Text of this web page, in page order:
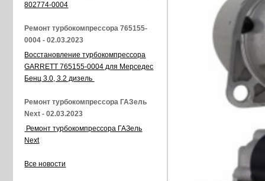
802774-0004
Ремонт турбокомпрессора 765155-
0004 - 02.03.2023
Восстановление турбокомпрессора
GARRETT 765155-0004 для Мерседес
Бенц 3.0, 3.2 дизель
Ремонт турбокомпрессора ГАЗель
Next - 02.03.2023
Ремонт турбокомпрессора ГАЗель
Next
Все новости